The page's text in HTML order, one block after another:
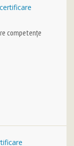
competenţe